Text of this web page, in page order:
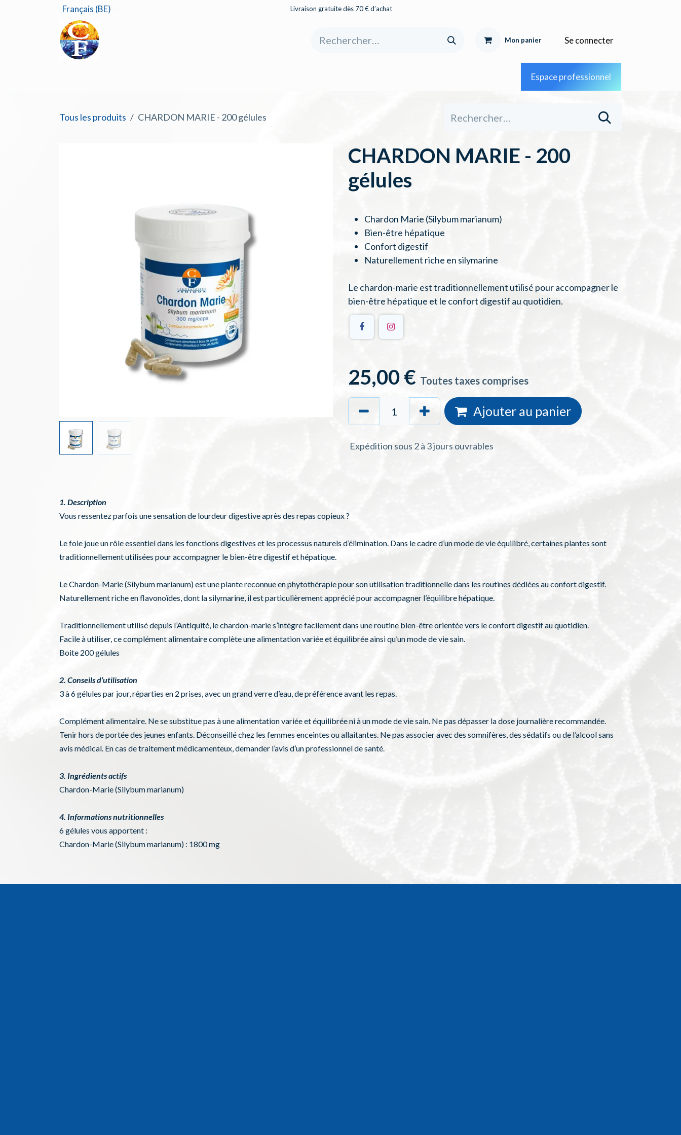
Se rendre au contenu
Français (BE) Livraison gratuite dès 70 € d’achat
Mon panier Se connecter
Espace professionnel
Tous les produits CHARDON MARIE - 200 gélules
CHARDON MARIE - 200
gélules
Chardon Marie (Silybum marianum)
Bien-être hépatique
Confort digestif
Naturellement riche en silymarine
Le chardon-marie est traditionnellement utilisé pour accompagner le
bien-être hépatique et le confort digestif au quotidien.
25,00€ Toutes taxes comprises
Ajouter au panier
Expédition sous 2 à 3 jours ouvrables
1. Description
Vous ressentez parfois une sensation de lourdeur digestive après des repas copieux ?
Le foie joue un rôle essentiel dans les fonctions digestives et les processus naturels d’élimination. Dans le cadre d’un mode de vie équilibré, certaines plantes sont
traditionnellement utilisées pour accompagner le bien-être digestif et hépatique.
Le Chardon-Marie (Silybum marianum) est une plante reconnue en phytothérapie pour son utilisation traditionnelle dans les routines dédiées au confort digestif.
Naturellement riche en flavonoïdes, dont la silymarine, il est particulièrement apprécié pour accompagner l’équilibre hépatique.
Traditionnellement utilisé depuis l’Antiquité, le chardon-marie s’intègre facilement dans une routine bien-être orientée vers le confort digestif au quotidien.
Facile à utiliser, ce complément alimentaire complète une alimentation variée et équilibrée ainsi qu’un mode de vie sain.
Boite 200 gélules
2. Conseils d’utilisation
3 à 6 gélules par jour, réparties en 2 prises, avec un grand verre d’eau, de préférence avant les repas.
Complément alimentaire. Ne se substitue pas à une alimentation variée et équilibrée ni à un mode de vie sain. Ne pas dépasser la dose journalière recommandée.
Tenir hors de portée des jeunes enfants. Déconseillé chez les femmes enceintes ou allaitantes. Ne pas associer avec des somnifères, des sédatifs ou de l’alcool sans
avis médical. En cas de traitement médicamenteux, demander l’avis d’un professionnel de santé.
3. Ingrédients actifs
Chardon-Marie (Silybum marianum)
4. Informations nutritionnelles
6 gélules vous apportent :
Chardon-Marie (Silybum marianum) : 1800 mg